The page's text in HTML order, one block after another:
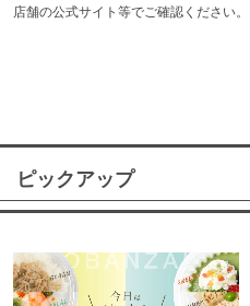
店舗の公式サイト等でご確認ください。
ピックアップ